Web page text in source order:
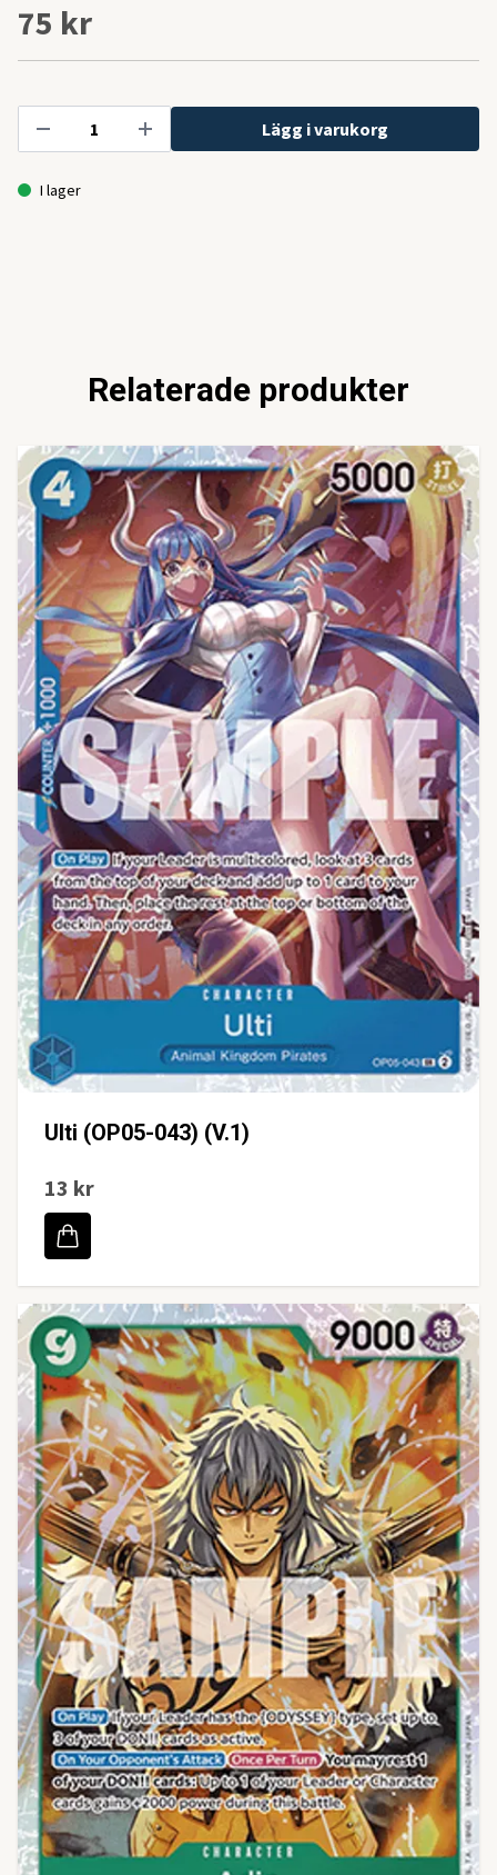
75 kr
Lägg i varukorg
I lager
Relaterade produkter
Ulti (OP05-043) (V.1)
13 kr